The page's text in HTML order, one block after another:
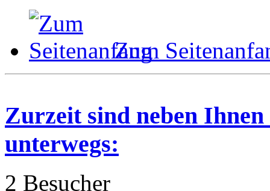
Zum
Zurzeit sind neben
unterwegs:
2 Besucher